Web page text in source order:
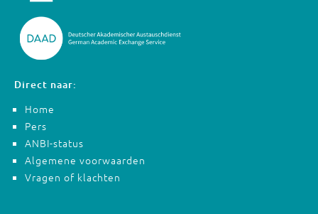
Direct naar:
Home
Pers
ANBI-status
Algemene voorwaarden
Vragen of klachten